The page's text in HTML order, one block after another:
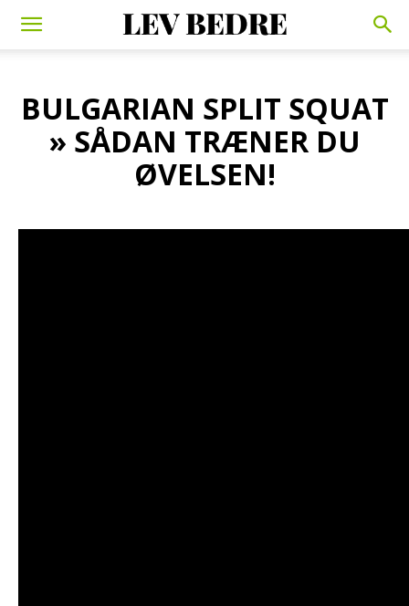
BULGARIAN SPLIT SQUAT
» SÅDAN TRÆNER DU
ØVELSEN!